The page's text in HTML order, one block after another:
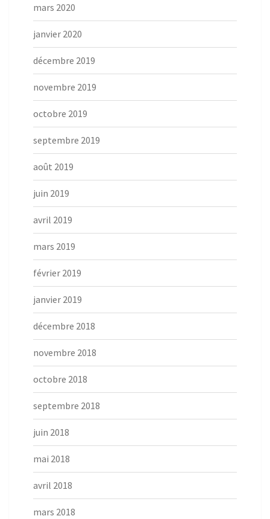
mars 2020
janvier 2020
décembre 2019
novembre 2019
octobre 2019
septembre 2019
août 2019
juin 2019
avril 2019
mars 2019
février 2019
janvier 2019
décembre 2018
novembre 2018
octobre 2018
septembre 2018
juin 2018
mai 2018
avril 2018
mars 2018